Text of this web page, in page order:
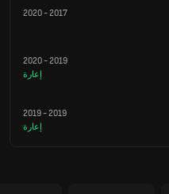
2017
-
2020
2019
-
2020
إعارة
2019
-
2019
إعارة